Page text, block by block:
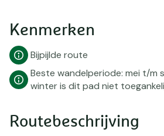
Kenmerken
Bijpijlde route
Beste wandelperiode: mei t/m
winter is dit pad niet
Routebeschrijving